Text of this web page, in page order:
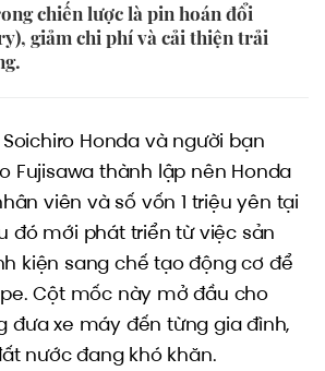
chiến lược là pin hoán đổi
giảm chi phí và cải thiện trải
Soichiro Honda và người bạn
Fujisawa thành lập nên Honda
viên và số vốn 1 triệu yên tại
đó mới phát triển từ việc sản
kiện sang chế tạo động cơ để
Cột mốc này mở đầu cho
đưa xe máy đến từng gia đình,
nước đang khó khăn.